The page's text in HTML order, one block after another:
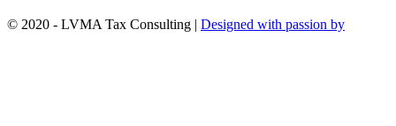
© 2020 - LVMA Tax Consulting | Designed with passion by